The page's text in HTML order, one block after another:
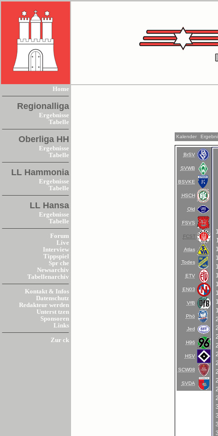
Home
Regionalliga
Ergebnisse
Tabelle
Oberliga HH
Ergebnisse
Tabelle
LL Hammonia
Ergebnisse
Tabelle
LL Hansa
Ergebnisse
Tabelle
Forum
Live
Interview
Tippspiel
Spr che
Newsarchiv
Tabellenarchiv
Kontakt & Infos
Datenschutz
Redakteur werden
Unterst tzen
Sponsoren
Links
Zur ck
Kalender
BrSV
SVWB
BSVKE
HSCH
Old
FSVS
FCST
Atlas
Todes
ETV
EN03
VfB
Phö
Jed
H96
HSV
SCW08
SVDA